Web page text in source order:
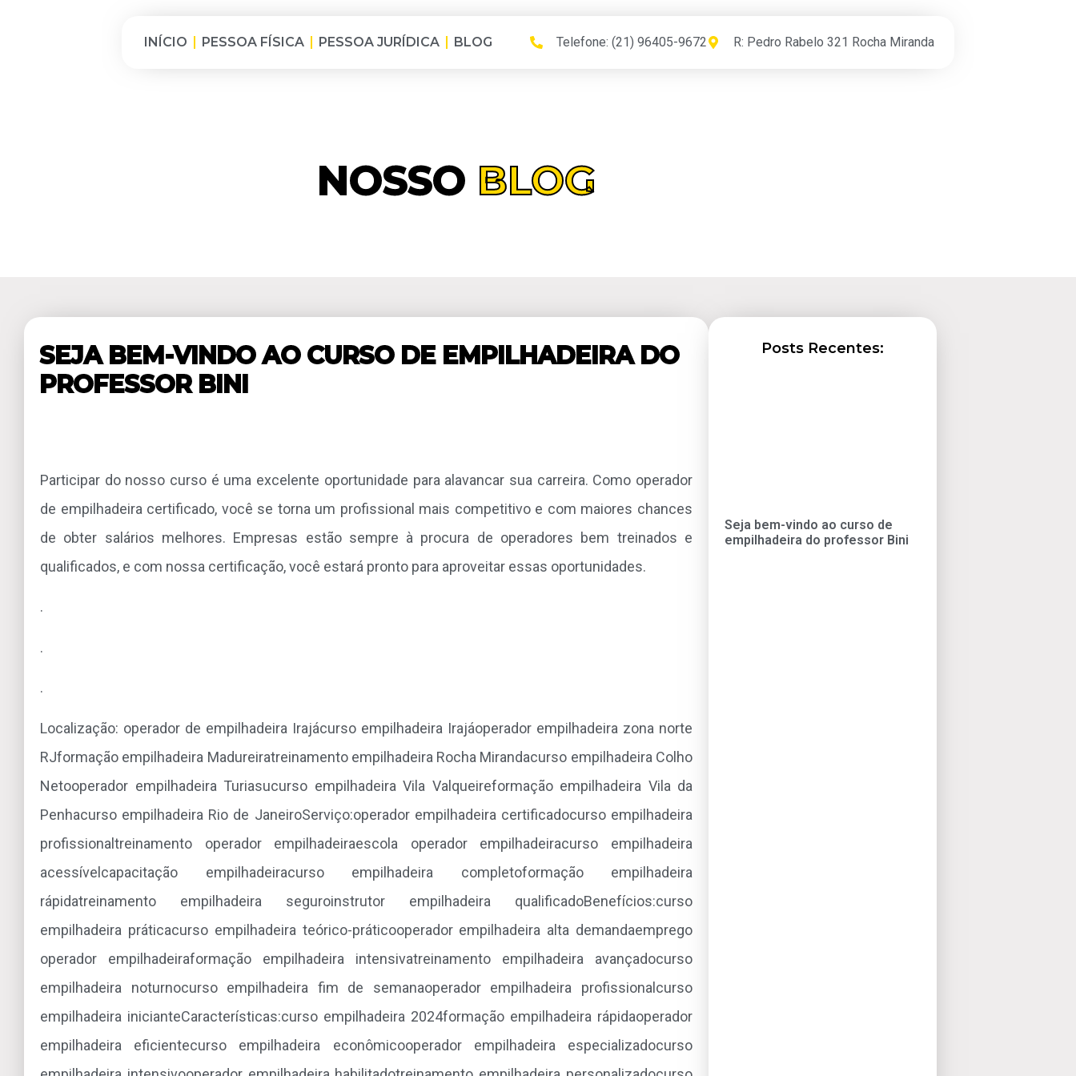
INÍCIO PESSOA FÍSICA PESSOA JURÍDICA BLOG Telefone: (21) 96405-9672 R: Pedro Rabelo 321 Rocha Miranda
NOSSO BLOG
SEJA BEM-VINDO AO CURSO DE EMPILHADEIRA DO
PROFESSOR BINI
Participar do nosso curso é uma excelente oportunidade para alavancar sua carreira. Como operador
de empilhadeira certificado, você se torna um profissional mais competitivo e com maiores chances
de obter salários melhores. Empresas estão sempre à procura de operadores bem treinados e
qualificados, e com nossa certificação, você estará pronto para aproveitar essas oportunidades.
.
.
.
Localização: operador de empilhadeira Irajácurso empilhadeira Irajáoperador empilhadeira zona norte
RJformação empilhadeira Madureiratreinamento empilhadeira Rocha Mirandacurso empilhadeira Colho
Netooperador empilhadeira Turiasucurso empilhadeira Vila Valqueireformação empilhadeira Vila da
Penhacurso empilhadeira Rio de JaneiroServiço:operador empilhadeira certificadocurso empilhadeira
profissionaltreinamento operador empilhadeiraescola operador empilhadeiracurso empilhadeira
acessívelcapacitação empilhadeiracurso empilhadeira completoformação empilhadeira
rápidatreinamento empilhadeira seguroinstrutor empilhadeira qualificadoBenefícios:curso
empilhadeira práticacurso empilhadeira teórico-práticooperador empilhadeira alta demandaemprego
operador empilhadeiraformação empilhadeira intensivatreinamento empilhadeira avançadocurso
empilhadeira noturnocurso empilhadeira fim de semanaoperador empilhadeira profissionalcurso
empilhadeira inicianteCaracterísticas:curso empilhadeira 2024formação empilhadeira rápidaoperador
empilhadeira eficientecurso empilhadeira econômicooperador empilhadeira especializadocurso
Posts Recentes:
Seja bem-vindo ao curso de
empilhadeira do professor Bini